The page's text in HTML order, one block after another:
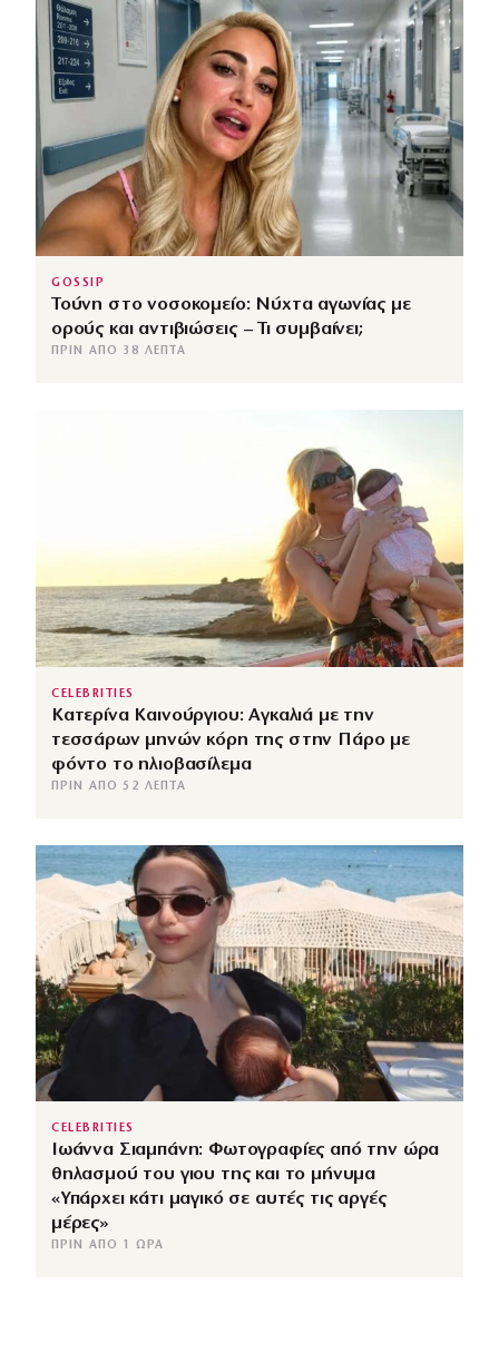
GOSSIP
Τούνη στο νοσοκομείο: Νύχτα αγωνίας με
ορούς και αντιβιώσεις – Τι συμβαίνει;
ΠΡΙΝ ΑΠΌ 38 ΛΕΠΤΆ
CELEBRITIES
Κατερίνα Καινούργιου: Αγκαλιά με την
τεσσάρων μηνών κόρη της στην Πάρο με
φόντο το ηλιοβασίλεμα
ΠΡΙΝ ΑΠΌ 52 ΛΕΠΤΆ
CELEBRITIES
Ιωάννα Σιαμπάνη: Φωτογραφίες από την ώρα
θηλασμού του γιου της και το μήνυμα
«Υπάρχει κάτι μαγικό σε αυτές τις αργές
μέρες»
ΠΡΙΝ ΑΠΌ 1 ΏΡΑ